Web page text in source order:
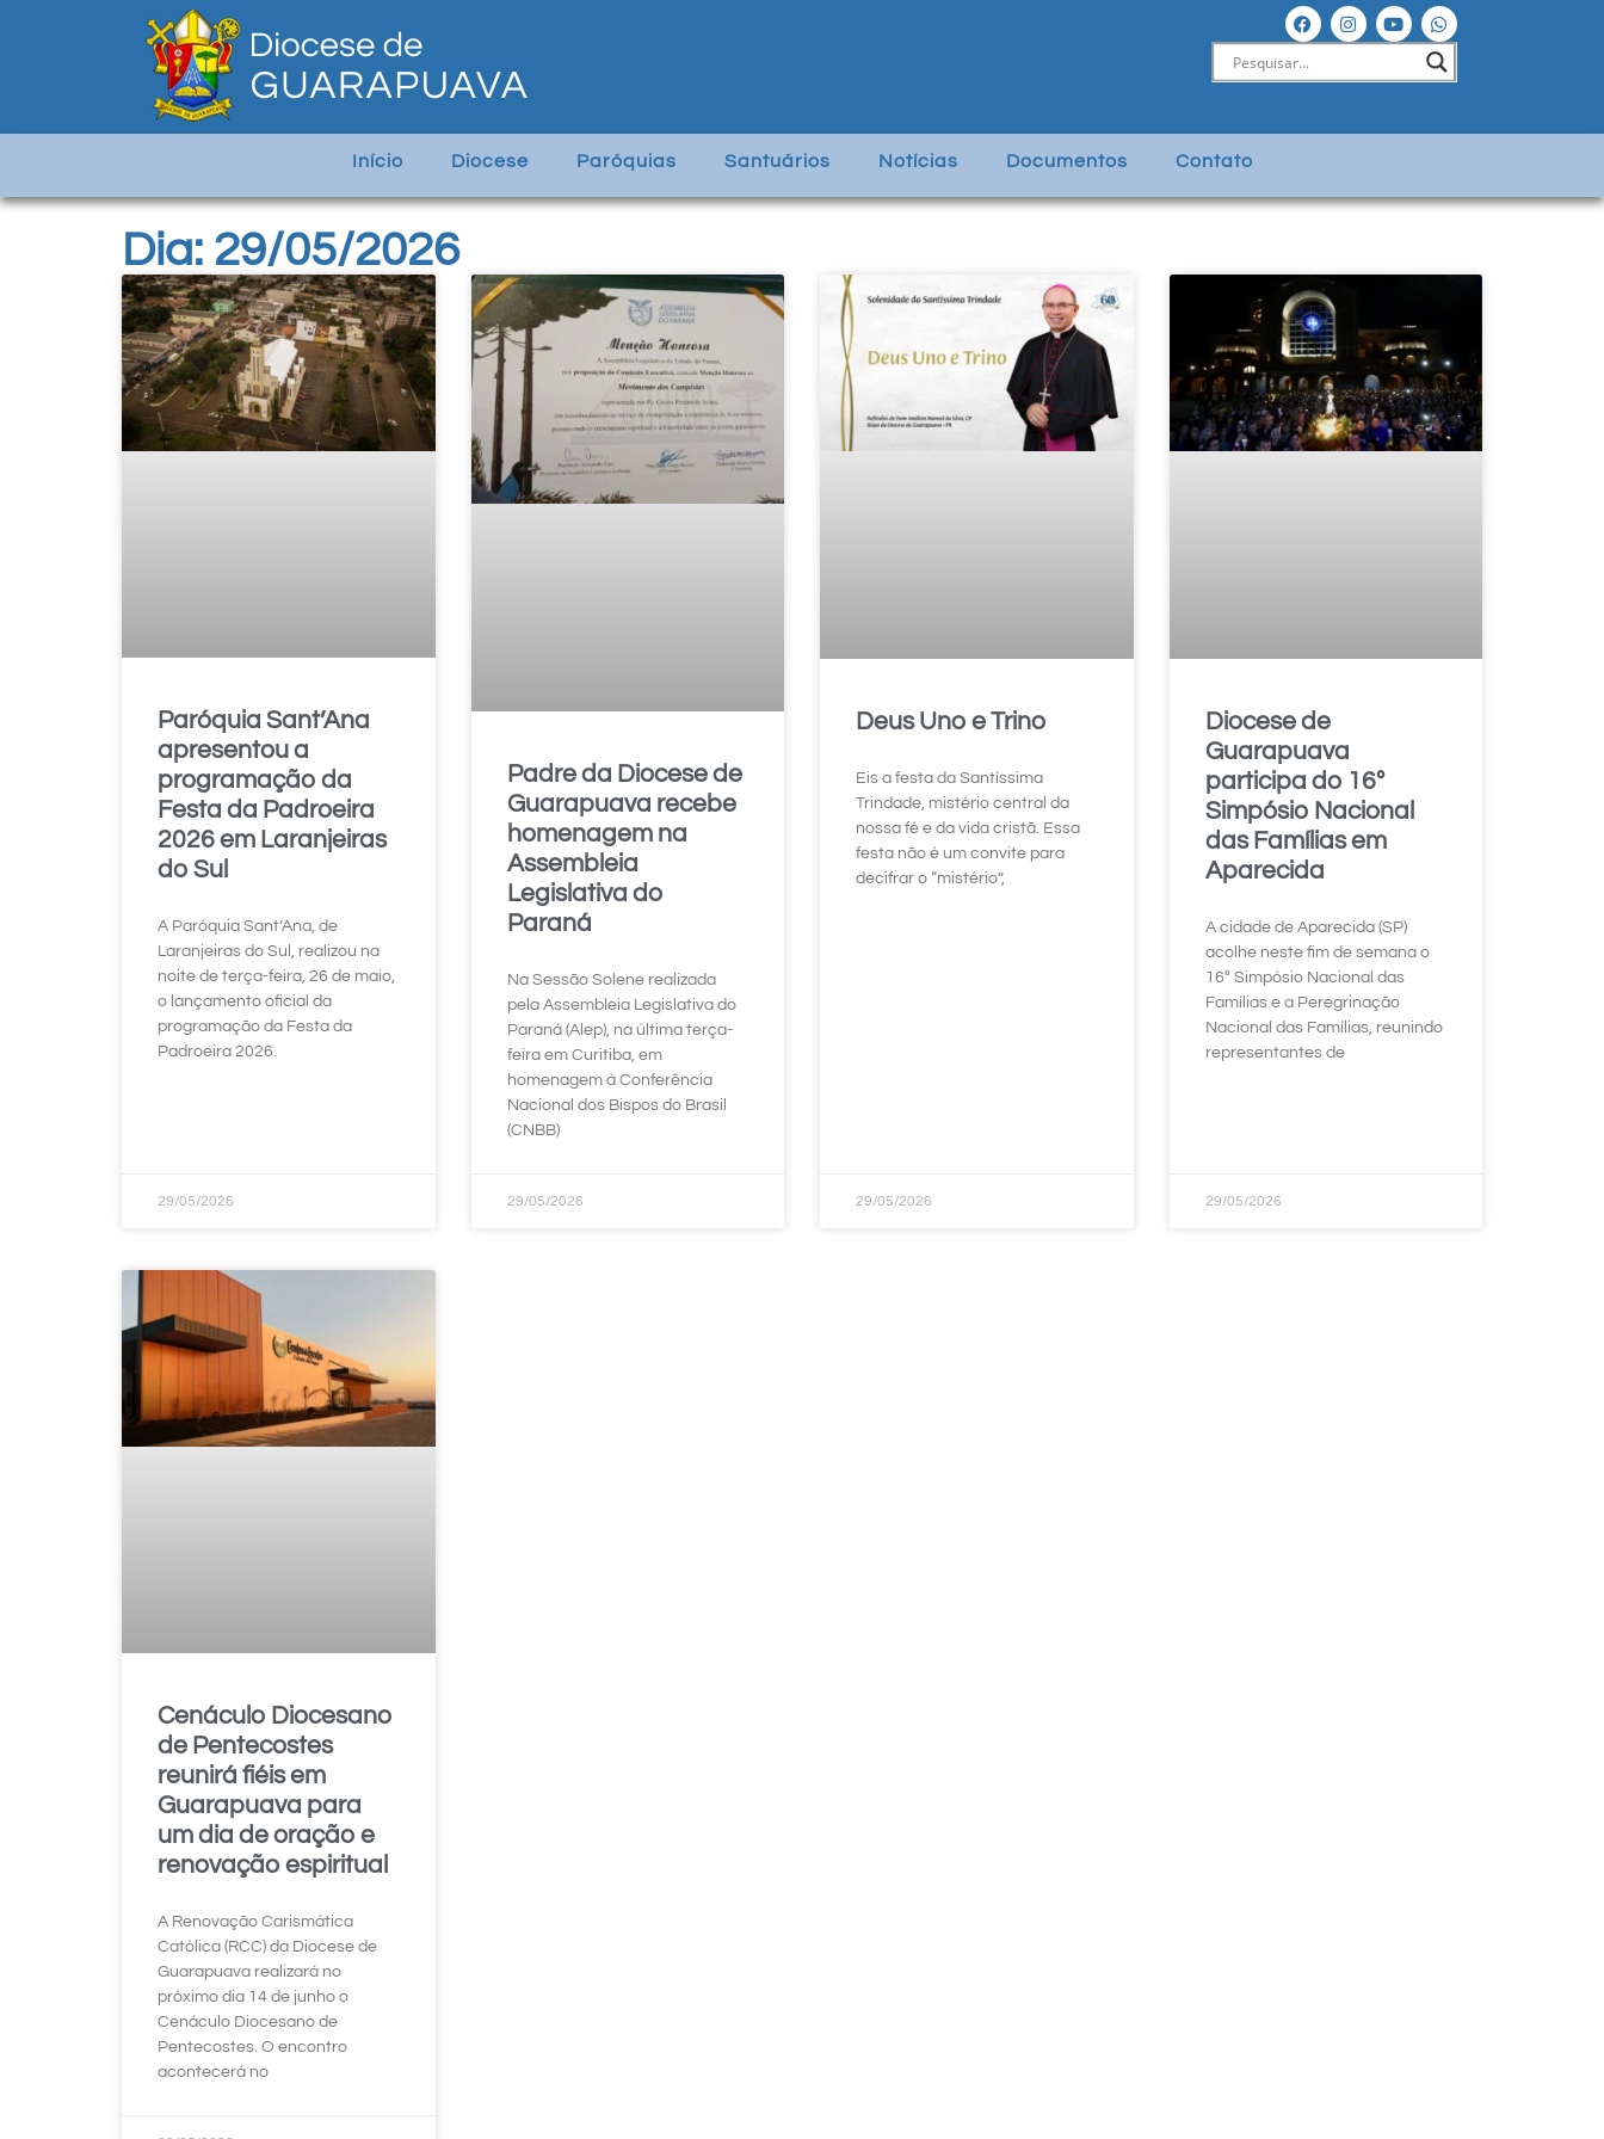
Início Diocese Paróquias Santuários Notícias Documentos Contato
Dia: 29/05/2026
Paróquia Sant’Ana
apresentou a
programação da
Festa da Padroeira
2026 em Laranjeiras
do Sul
A Paróquia Sant’Ana, de
Laranjeiras do Sul, realizou na
noite de terça-feira, 26 de maio,
o lançamento oficial da
programação da Festa da
Padroeira 2026.
29/05/2026
Padre da Diocese de
Guarapuava recebe
homenagem na
Assembleia
Legislativa do
Paraná
Na Sessão Solene realizada
pela Assembleia Legislativa do
Paraná (Alep), na última terça-
feira em Curitiba, em
homenagem à Conferência
Nacional dos Bispos do Brasil
(CNBB)
29/05/2026
Deus Uno e Trino
Eis a festa da Santíssima
Trindade, mistério central da
nossa fé e da vida cristã. Essa
festa não é um convite para
decifrar o “mistério”,
29/05/2026
Diocese de
Guarapuava
participa do 16º
Simpósio Nacional
das Famílias em
Aparecida
A cidade de Aparecida (SP)
acolhe neste fim de semana o
16º Simpósio Nacional das
Famílias e a Peregrinação
Nacional das Famílias, reunindo
representantes de
29/05/2026
Cenáculo Diocesano
de Pentecostes
reunirá fiéis em
Guarapuava para
um dia de oração e
renovação espiritual
A Renovação Carismática
Católica (RCC) da Diocese de
Guarapuava realizará no
próximo dia 14 de junho o
Cenáculo Diocesano de
Pentecostes. O encontro
acontecerá no